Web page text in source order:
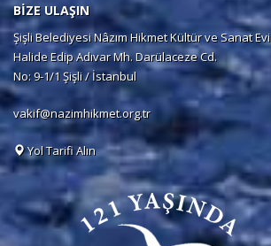
BİZE ULAŞIN
Şişli Belediyesi Nâzım Hikmet Kültür ve Sanat Evi
Halide Edip Adıvar Mh. Darülaceze Cd.
No: 9-1/1 Şişli / İstanbul
vakif@nazimhikmet.org.tr
Yol Tarifi Alın